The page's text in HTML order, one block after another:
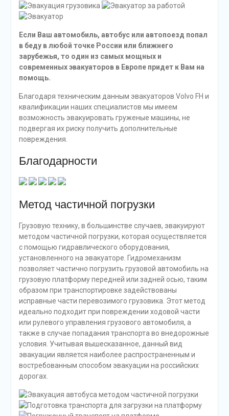
Если Ваш автомобиль, автобус или автопоезд попал
в беду в любой точке России или ближнего
зарубежья, то один из самых мощных и
современных эвакуаторов в Европе придет к Вам на
помощь.
Благодаря техническим данным эвакуаторов Volvo FH и
квалификации наших специалистов мы имеем
возможность эвакуировать груженые машины, не
подвергая их риску получить дополнительные
повреждения.
Благодарности
Метод частичной погрузки
Грузовую технику, в большинстве случаев, эвакуируют
методом частичной погрузки, которая осуществляется
с помощью гидравлического оборудования,
установленного на эвакуаторе. Гидромеханизм
позволяет частично погрузить грузовой автомобиль на
грузовую платформу передней или задней осью, таким
образом при транспортировке задействованы
исправные части перевозимого грузовика. Этот метод
идеально подходит при повреждении ходовой части
или рулевого управления грузового автомобиля, а
также в случае попадания транспорта во внедорожные
условия. Учитывая вышесказанное, данный вид
эвакуации является наиболее распространенным и
востребованным способом эвакуации на российских
дорогах.